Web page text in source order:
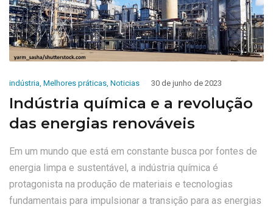
indústria Melhores práticas Noticias 30 de junho de 2023
Indústria química e a revolução
das energias renováveis
Em um mundo que está em constante busca por fontes de
energia limpa e sustentável, a indústria química é
protagonista na produção de materiais e tecnologias
fundamentais para impulsionar a transição para as energias